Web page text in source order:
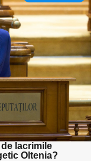
pentru
lacrimile
Oltenia?